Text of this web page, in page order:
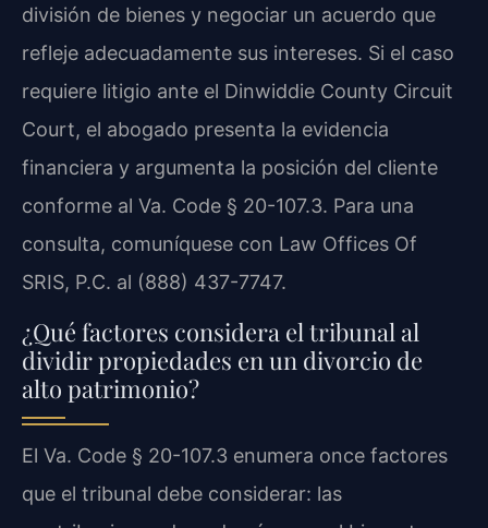
división de bienes y negociar un acuerdo que
refleje adecuadamente sus intereses. Si el caso
requiere litigio ante el Dinwiddie County Circuit
Court, el abogado presenta la evidencia
financiera y argumenta la posición del cliente
conforme al Va. Code § 20-107.3. Para una
consulta, comuníquese con Law Offices Of
SRIS, P.C. al (888) 437-7747.
¿Qué factores considera el tribunal al
dividir propiedades en un divorcio de
alto patrimonio?
El Va. Code § 20-107.3 enumera once factores
que el tribunal debe considerar: las